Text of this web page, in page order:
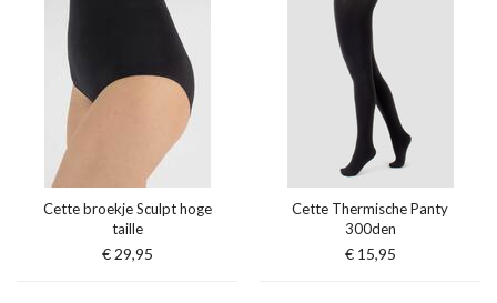
Cette broekje Sculpt hoge
taille
€ 29,95
Cette Thermische Panty
300den
€ 15,95